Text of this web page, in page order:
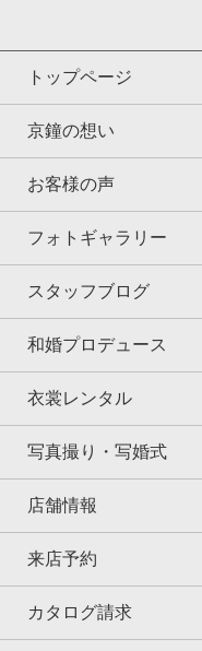
トップページ
京鐘の想い
お客様の声
フォトギャラリー
スタッフブログ
和婚プロデュース
衣裳レンタル
写真撮り・写婚式
店舗情報
来店予約
カタログ請求